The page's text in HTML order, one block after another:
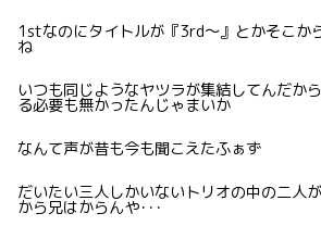
1stなのにタイトルが『3rd〜』とかそこか
ね
いつも同じようなヤツラが集結してんだか
る必要も無かったんじゃまいか
なんて声が昔も今も聞こえたふぁず
だいたい三人しかいないトリオの中の二人
から兄はからんや･･･